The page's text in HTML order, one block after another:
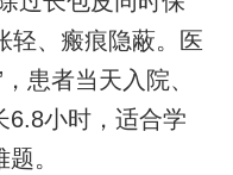
轻、瘢痕隐蔽。医
患者当天入院、
6.8小时，适合学
。